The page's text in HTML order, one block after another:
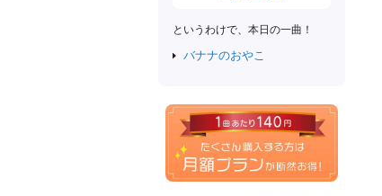
というわけで、本日の一曲！
バナナのおやこ